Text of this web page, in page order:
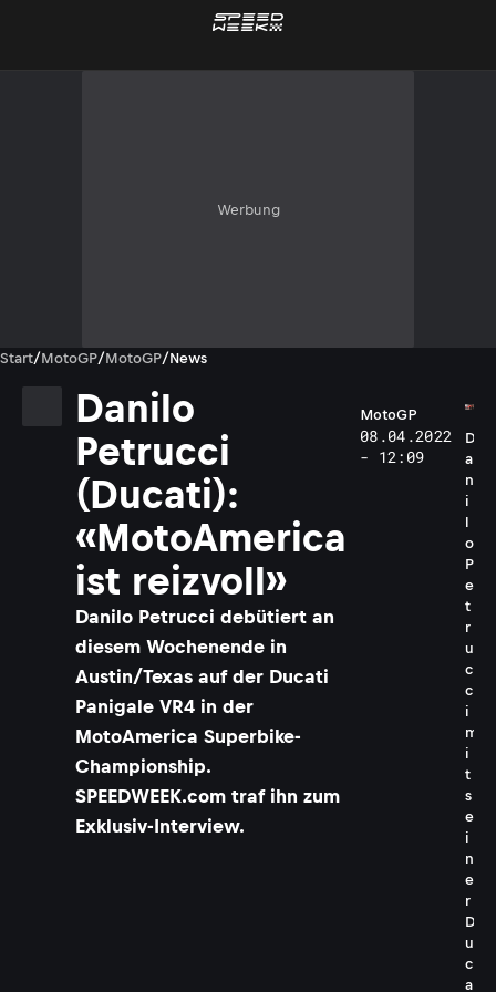
Werbung
Start/MotoGP/MotoGP/News
Danilo
Petrucci
(Ducati):
«MotoAmerica
ist reizvoll»
Danilo Petrucci debütiert an
diesem Wochenende in
Austin/Texas auf der Ducati
Panigale VR4 in der
MotoAmerica Superbike-
Championship.
SPEEDWEEK.com traf ihn zum
Exklusiv-Interview.
MotoGP
08.04.2022
- 12:09
D
a
n
i
l
o
P
e
t
r
u
c
c
i
m
i
t
s
e
i
n
e
r
D
u
c
a